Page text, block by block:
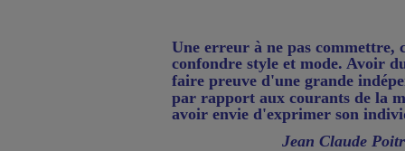
Une erreur à ne pas commettre,
confondre style et mode. Avoir
faire preuve d'une grande
par rapport aux courants de la
avoir envie d'exprimer son
Jean Claude